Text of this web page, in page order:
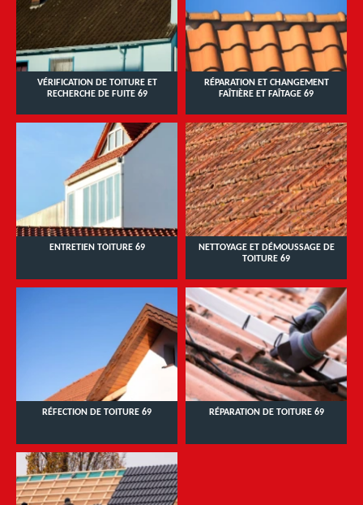
VÉRIFICATION DE TOITURE ET
RECHERCHE DE FUITE 69
RÉPARATION ET CHANGEMENT
FAÎTIÈRE ET FAÎTAGE 69
ENTRETIEN TOITURE 69
NETTOYAGE ET DÉMOUSSAGE DE
TOITURE 69
RÉFECTION DE TOITURE 69 RÉPARATION DE TOITURE 69